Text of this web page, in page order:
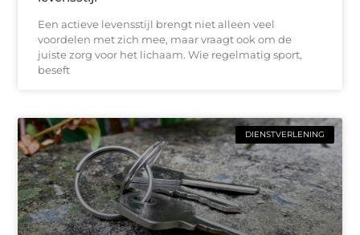
Een actieve levensstijl brengt niet alleen veel
voordelen met zich mee, maar vraagt ook om de
juiste zorg voor het lichaam. Wie regelmatig sport,
beseft
DIENSTVERLENING